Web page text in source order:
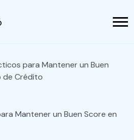
para Mantener un Buen
de Crédito